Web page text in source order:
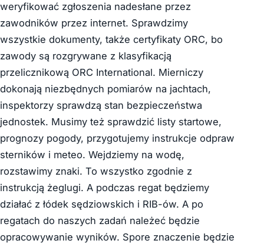
weryfikować zgłoszenia nadesłane przez
zawodników przez internet. Sprawdzimy
wszystkie dokumenty, także certyfikaty ORC, bo
zawody są rozgrywane z klasyfikacją
przelicznikową ORC International. Mierniczy
dokonają niezbędnych pomiarów na jachtach,
inspektorzy sprawdzą stan bezpieczeństwa
jednostek. Musimy też sprawdzić listy startowe,
prognozy pogody, przygotujemy instrukcje odpraw
sterników i meteo. Wejdziemy na wodę,
rozstawimy znaki. To wszystko zgodnie z
instrukcją żeglugi. A podczas regat będziemy
działać z łódek sędziowskich i RIB-ów. A po
regatach do naszych zadań należeć będzie
opracowywanie wyników. Spore znaczenie będzie